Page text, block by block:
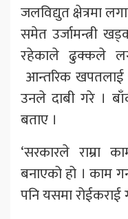
जलविद्युत क्षेत्रमा
समेत उर्जामन्त्री
रहेकाले ढुक्कले
आन्तरिक खपतलाई
उनले दाबी गरे ।
बताए ।
‘सरकारले राम्रा
बनाएको हो । काम
पनि यसमा रोईकराई